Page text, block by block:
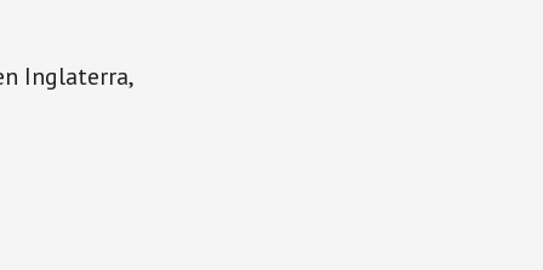
Inglaterra,